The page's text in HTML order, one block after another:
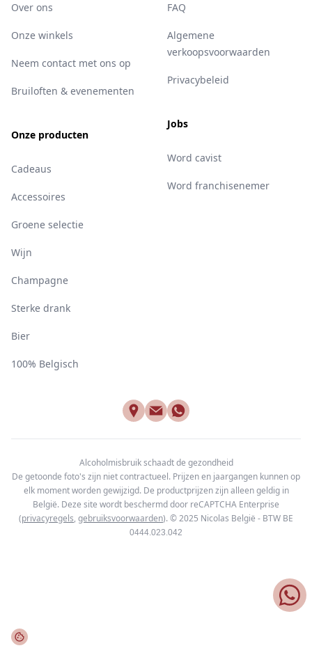
Over ons
Onze winkels
Neem contact met ons op
Bruiloften & evenementen
Onze producten
Cadeaus
Accessoires
Groene selectie
Wijn
Champagne
Sterke drank
Bier
100% Belgisch
FAQ
Algemene
verkoopsvoorwaarden
Privacybeleid
Jobs
Word cavist
Word franchisenemer
Alcoholmisbruik schaadt de gezondheid
De getoonde foto's zijn niet contractueel. Prijzen en jaargangen kunnen op
elk moment worden gewijzigd. De productprijzen zijn alleen geldig in
België. Deze site wordt beschermd door reCAPTCHA Enterprise
(privacyregels, gebruiksvoorwaarden). © 2025 Nicolas België - BTW BE
0444.023.042